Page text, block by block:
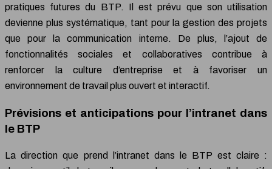
pratiques futures du BTP. Il est prévu que son utilisation
devienne plus systématique, tant pour la gestion des projets
que pour la communication interne. De plus, l’ajout de
fonctionnalités sociales et collaboratives contribue à
renforcer la culture d’entreprise et à favoriser un
environnement de travail plus ouvert et interactif.
Prévisions et anticipations pour l’intranet dans
le BTP
La direction que prend l’intranet dans le BTP est claire :